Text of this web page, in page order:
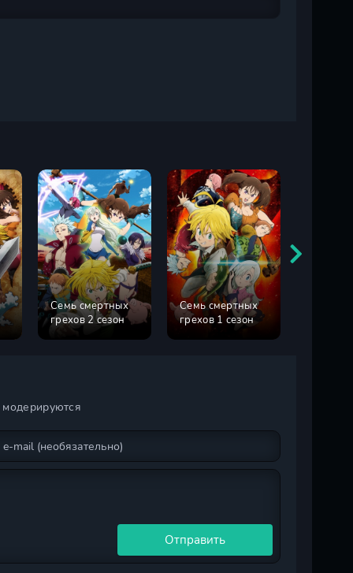
Семь смертных
грехов 2 сезон
Семь смертных
грехов 1 сезон
Отправить